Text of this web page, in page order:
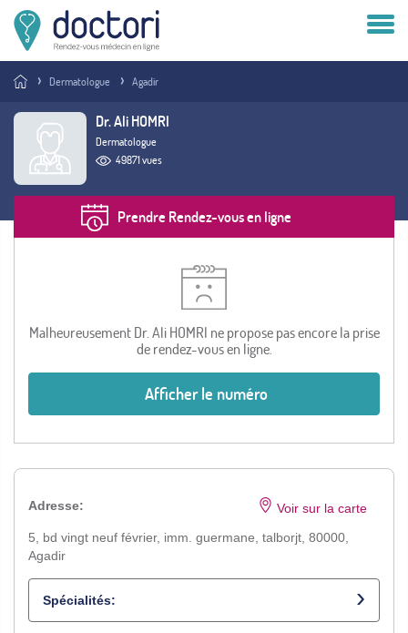
Compte médecin
Vous êtes médecin ?
Dermatologue Agadir
Dr. Ali HOMRI
Dermatologue
49871 vues
Prendre Rendez-vous en ligne
Malheureusement Dr. Ali HOMRI ne propose pas encore la prise
de rendez-vous en ligne.
Afficher le numéro
Adresse:
5, bd vingt neuf février, imm. guermane, talborjt, 80000,
Agadir
Voir sur la carte
Spécialités: